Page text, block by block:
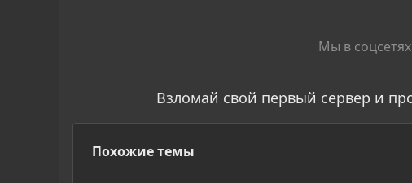
Мы в
Взломай свой первый сервер и
Похожие темы